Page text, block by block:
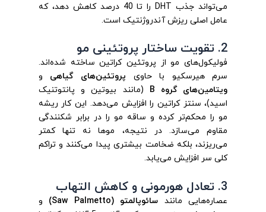
می‌تواند جذب DHT را تا 40 درصد کاهش دهد، که
عامل اصلی ریزش آندروژنتیک است.
2. تقویت ساختار پروتئینی مو
فولیکول‌های مو از پروتئین کراتین ساخته شده‌اند.
سرم هیرسکیو با حاوی پروتئین‌های گیاهی و
ویتامین‌های گروه B
(مانند بیوتین و پانتوتنیک
اسید)، سنتز کراتین را افزایش می‌دهد. این کار ریشه
مو را محکم‌تر کرده و ساقه مو را در برابر شکنندگی
مقاوم می‌سازد. در نتیجه، موها نه تنها کمتر
می‌ریزند، بلکه ضخامت بیشتری پیدا می‌کنند و تراکم
کلی سر افزایش می‌یابد.
3. تعادل هورمونی و کاهش التهاب
عصاره‌هایی مانند سائوپالمتو (Saw Palmetto)
و